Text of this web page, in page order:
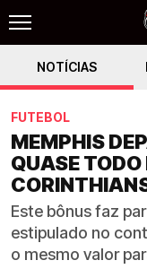
NOTÍCIAS
FUTEBOL
MEMPHIS
QUASE
Este bônus faz
estipulado no
o mesmo valor